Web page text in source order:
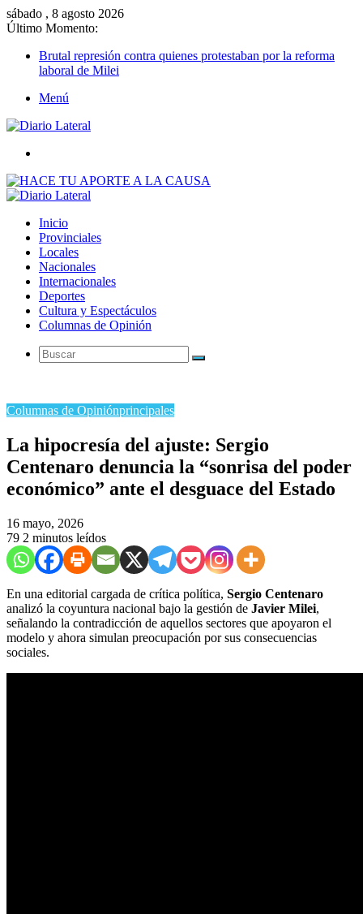
sábado , 8 agosto 2026
Último Momento:
Brutal represión contra quienes protestaban por la reforma
laboral de Milei
Menú
Inicio
Provinciales
Locales
Nacionales
Internacionales
Deportes
Cultura y Espectáculos
Columnas de Opinión
Buscar
Columnas de Opiniónprincipales
La hipocresía del ajuste: Sergio
Centenaro denuncia la “sonrisa del poder
económico” ante el desguace del Estado
16 mayo, 2026
79 2 minutos leídos
En una editorial cargada de crítica política, Sergio Centenaro
analizó la coyuntura nacional bajo la gestión de Javier Milei,
señalando la contradicción de aquellos sectores que apoyaron el
modelo y ahora simulan preocupación por sus consecuencias
sociales.